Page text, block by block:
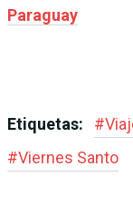
Paraguay
Etiquetas: #
#Viernes Santo